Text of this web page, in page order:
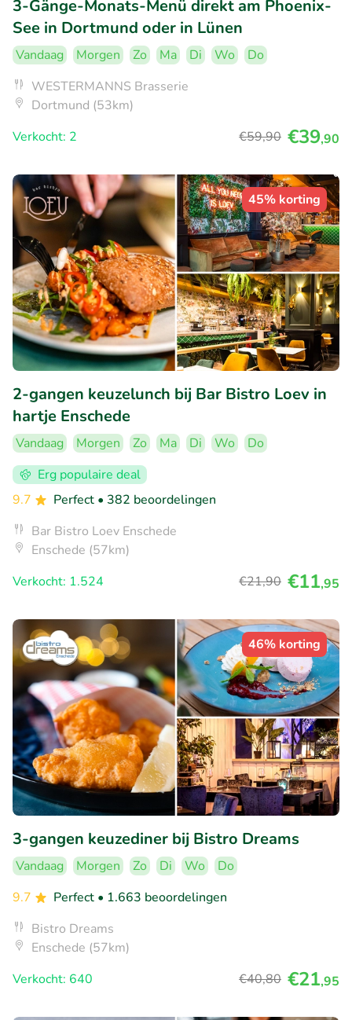
3-Gänge-Monats-Menü direkt am Phoenix-
See in Dortmund oder in Lünen
Vandaag Morgen Zo Ma Di Wo
Do
WESTERMANNS Brasserie
Dortmund (53km)
Verkocht: 2
€59,90 €39,90
45% korting
2-gangen keuzelunch bij Bar Bistro Loev in
hartje Enschede
Vandaag Morgen Zo Ma Di Wo
Do
Erg populaire deal
9.7
Perfect • 382 beoordelingen
Bar Bistro Loev Enschede
Enschede (57km)
Verkocht: 1.524
€21,90 €11,95
46% korting
3-gangen keuzediner bij Bistro Dreams
Vandaag Morgen Zo Di Wo
Do
9.7
Perfect • 1.663 beoordelingen
Bistro Dreams
Enschede (57km)
Verkocht: 640
€40,80 €21,95